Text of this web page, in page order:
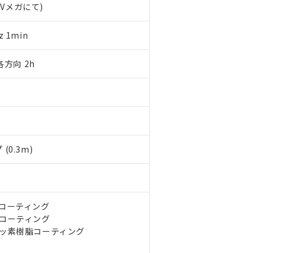
メガにて)
1min
方向 2h
(0.3m)
ーティング
ーティング
素樹脂コーティング
準）
を証明するもので、過去に遡って非含有を証明するものではありま
ステル類４物質の対応では、対応完了までの期間は出荷製品に未対応
日を記載しておりました。
替を完了していることから、特段のことがない限り、2022年1月12